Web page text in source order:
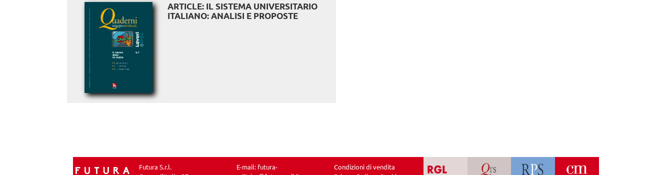
ARTICLE: IL SISTEMA UNIVERSITARIO
ITALIANO: ANALISI E PROPOSTE
Futura S.r.l.
E-mail: futura-
Condizioni di vendita